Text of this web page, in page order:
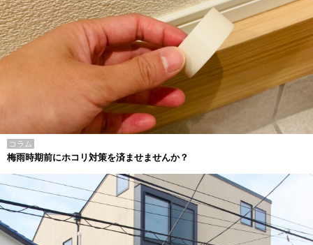
コラム
梅雨時期前にホコリ対策を済ませませんか？